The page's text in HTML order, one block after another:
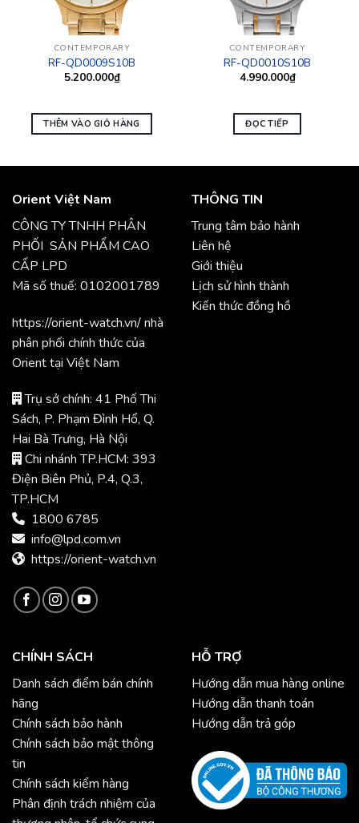
CONTEMPORARY
RF-QD0009S10B
5.200.000₫
THÊM VÀO GIỎ HÀNG
CONTEMPORARY
RF-QD0010S10B
4.990.000₫
ĐỌC TIẾP
Orient Việt Nam
CÔNG TY TNHH PHÂN
PHỐI SẢN PHẨM CAO
CẤP LPD
Mã số thuế: 0102001789
https://orient-watch.vn/ nhà
phân phối chính thức của
Orient tại Việt Nam
Trụ sở chính: 41 Phố Thi
Sách, P. Phạm Đình Hổ, Q.
Hai Bà Trưng, Hà Nội
Chi nhánh TP.HCM: 393
Điện Biên Phủ, P.4, Q.3,
TP.HCM
1800 6785
info@lpd.com.vn
https://orient-watch.vn
THÔNG TIN
Trung tâm bảo hành
Liên hệ
Giới thiệu
Lịch sử hình thành
Kiến thức đồng hồ
CHÍNH SÁCH
Danh sách điểm bán chính
hãng
Chính sách bảo hành
Chính sách bảo mật thông
tin
Chính sách kiểm hàng
Phân định trách nhiệm của
HỖ TRỢ
Hướng dẫn mua hàng online
Hướng dẫn thanh toán
Hướng dẫn trả góp